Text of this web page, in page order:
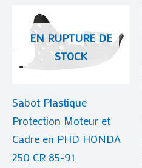
EN RUPTURE DE
STOCK
Sabot Plastique
Protection Moteur et
Cadre en PHD HONDA
250 CR 85-91